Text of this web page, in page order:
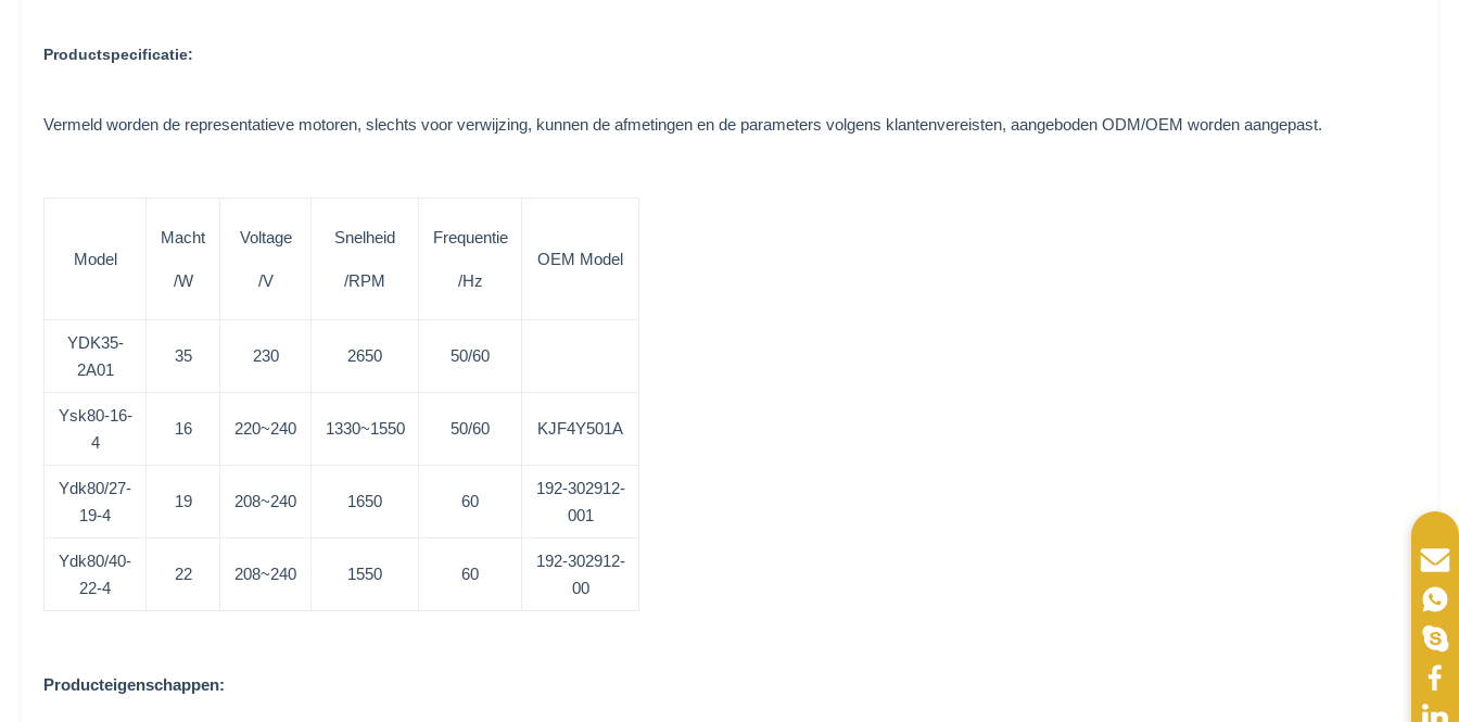
Productspecificatie:
Vermeld worden de representatieve motoren, slechts voor verwijzing, kunnen de afmetingen en de parameters volgens klantenvereisten, aangeboden ODM/OEM worden aangepast.
Model
Macht
/W
Voltage
/V
Snelheid
/RPM
Frequentie
/Hz
OEM Model
YDK35-
2A01
35 230 2650 50/60
Ysk80-16-
4
16 220~240 1330~1550 50/60 KJF4Y501A
Ydk80/27-
19-4
19 208~240 1650 60
192-302912-
001
Ydk80/40-
22-4
22 208~240 1550 60
192-302912-
00
Producteigenschappen: